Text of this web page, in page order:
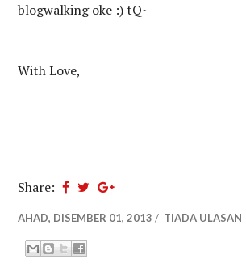
blogwalking oke :) tQ~
With Love,
Share:
AHAD, DISEMBER 01, 2013 / TIADA ULASAN